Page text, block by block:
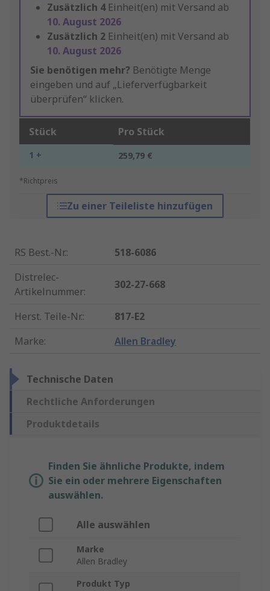
Zusätzlich 4 Einheit(en) mit Versand ab
10. August 2026
Zusätzlich 2 Einheit(en) mit Versand ab
10. August 2026
Sie benötigen mehr? Benötigte Menge
eingeben und auf „Lieferverfügbarkeit
überprüfen“ klicken.
Stück Pro Stück
1 + 259,79 €
*Richtpreis
Zu einer Teileliste hinzufügen
RS Best.-Nr.:
518-6086
Distrelec-
Artikelnummer:
302-27-668
Herst. Teile-Nr.:
817-E2
Marke: Allen Bradley
Technische Daten
Rechtliche Anforderungen
Produktdetails
Finden Sie ähnliche Produkte, indem
Sie ein oder mehrere Eigenschaften
auswählen.
Alle auswählen
Marke
Allen Bradley
Produkt Typ